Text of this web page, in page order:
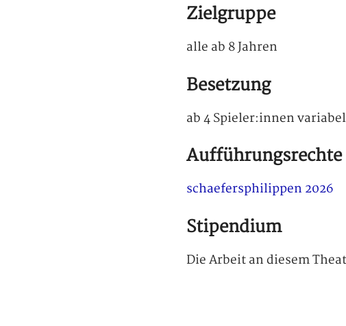
Zielgruppe
alle ab 8 Jahren
Besetzung
ab 4 Spieler:innen variabel
Aufführungsrechte
schaefersphilippen 2026
Stipendium
Die Arbeit an diesem